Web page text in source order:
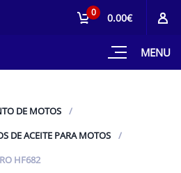
MENU
0 0.00€
DE MOTOS
DE ACEITE PARA MOTOS
HF682